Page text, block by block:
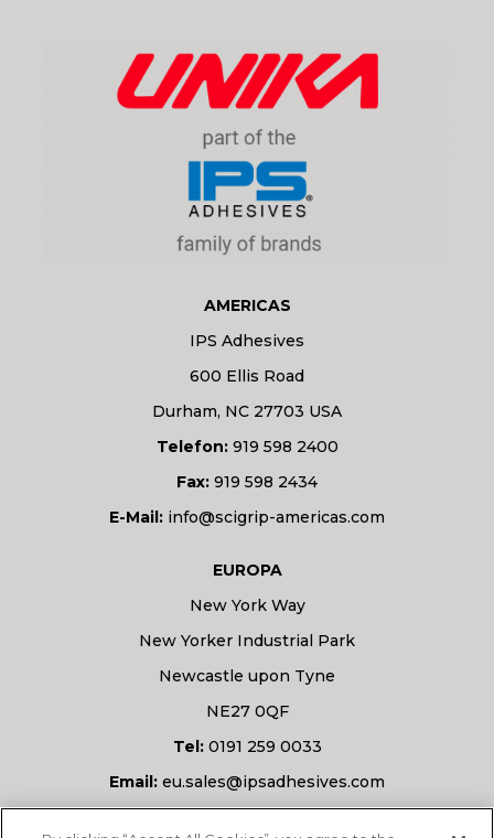
AMERICAS
IPS Adhesives
600 Ellis Road
Durham, NC 27703 USA
Telefon:919 598 2400
Fax: 919 598 2434
E-Mail: info@scigrip-americas.com
EUROPA
New York Way
New Yorker Industrial Park
Newcastle upon Tyne
NE27 0QF
Tel:0191 259 0033
Email: eu.sales@ipsadhesives.com